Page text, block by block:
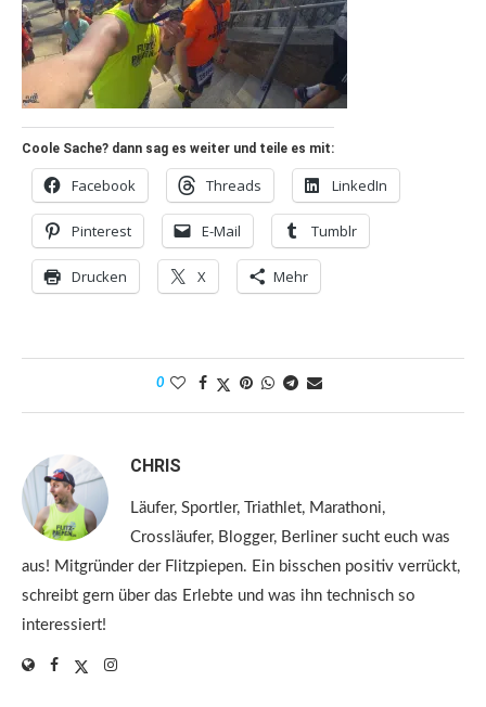
Coole Sache? dann sag es weiter und teile es mit:
Facebook Threads LinkedIn
Pinterest E-Mail Tumblr
Drucken X Mehr
0
CHRIS
Läufer, Sportler, Triathlet, Marathoni,
Crossläufer, Blogger, Berliner sucht euch was
aus! Mitgründer der Flitzpiepen. Ein bisschen positiv verrückt,
schreibt gern über das Erlebte und was ihn technisch so
interessiert!